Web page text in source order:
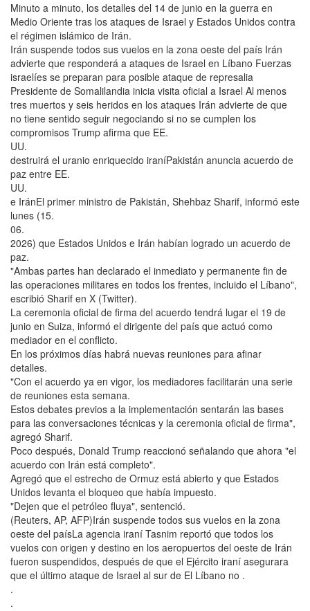
Minuto a minuto, los detalles del 14 de junio en la guerra en
Medio Oriente tras los ataques de Israel y Estados Unidos contra
el régimen islámico de Irán.
Irán suspende todos sus vuelos en la zona oeste del país Irán
advierte que responderá a ataques de Israel en Líbano Fuerzas
israelíes se preparan para posible ataque de represalia
Presidente de Somalilandia inicia visita oficial a Israel Al menos
tres muertos y seis heridos en los ataques Irán advierte de que
no tiene sentido seguir negociando si no se cumplen los
compromisos Trump afirma que EE.
UU.
destruirá el uranio enriquecido iraníPakistán anuncia acuerdo de
paz entre EE.
UU.
e IránEl primer ministro de Pakistán, Shehbaz Sharif, informó este
lunes (15.
06.
2026) que Estados Unidos e Irán habían logrado un acuerdo de
paz.
"Ambas partes han declarado el inmediato y permanente fin de
las operaciones militares en todos los frentes, incluido el Líbano",
escribió Sharif en X (Twitter).
La ceremonia oficial de firma del acuerdo tendrá lugar el 19 de
junio en Suiza, informó el dirigente del país que actuó como
mediador en el conflicto.
En los próximos días habrá nuevas reuniones para afinar
detalles.
"Con el acuerdo ya en vigor, los mediadores facilitarán una serie
de reuniones esta semana.
Estos debates previos a la implementación sentarán las bases
para las conversaciones técnicas y la ceremonia oficial de firma",
agregó Sharif.
Poco después, Donald Trump reaccionó señalando que ahora "el
acuerdo con Irán está completo".
Agregó que el estrecho de Ormuz está abierto y que Estados
Unidos levanta el bloqueo que había impuesto.
"Dejen que el petróleo fluya", sentenció.
(Reuters, AP, AFP)Irán suspende todos sus vuelos en la zona
oeste del paísLa agencia iraní Tasnim reportó que todos los
vuelos con origen y destino en los aeropuertos del oeste de Irán
fueron suspendidos, después de que el Ejército iraní asegurara
que el último ataque de Israel al sur de El Líbano no .
.
.